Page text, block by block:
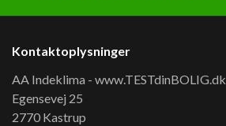
Kontaktoplysninger
AA Indeklima - www.TESTdinBOLIG.dk
Egensevej 25
2770 Kastrup